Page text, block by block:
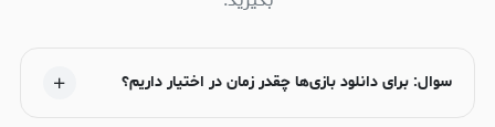
سوال: برای دانلود بازی‌ها چقدر زمان در اختیار داریم؟